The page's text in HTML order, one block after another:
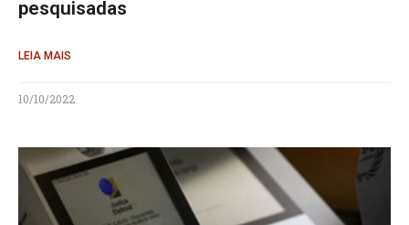
pesquisadas
LEIA MAIS
10/10/2022